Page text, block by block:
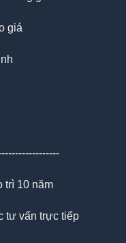
giá
trì 10 năm
tư vấn trực tiếp